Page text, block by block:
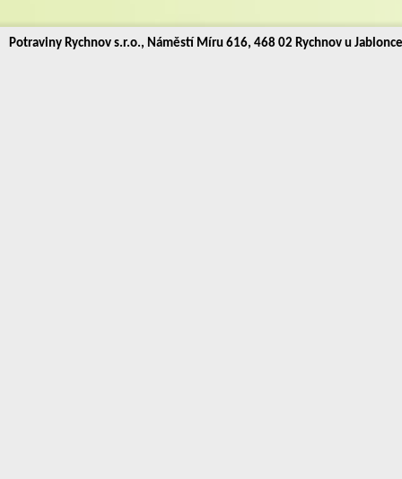
Potraviny Rychnov s.r.o., Náměstí Míru 616, 468 02 Rychnov u